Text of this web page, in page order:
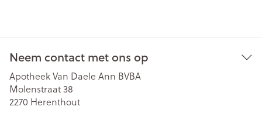
Neem contact met ons op
Apotheek Van Daele Ann BVBA
Molenstraat 38
2270 Herenthout